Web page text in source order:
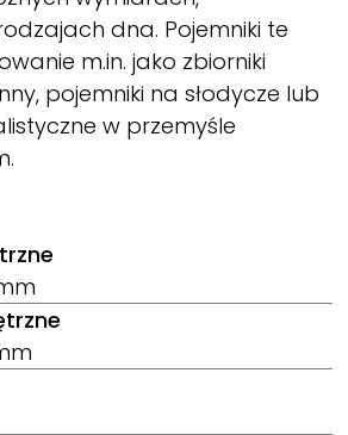
dna. Pojemniki te
m.in. jako zbiorniki
pojemniki na słodycze lub
w przemyśle